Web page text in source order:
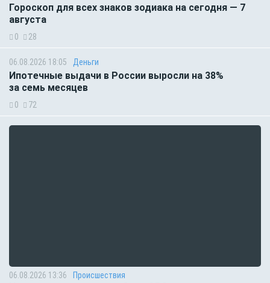
Гороскоп для всех знаков зодиака на сегодня — 7
августа
0 28
06.08.2026 18:05 Деньги
Ипотечные выдачи в России выросли на 38%
за семь месяцев
0 72
06.08.2026 13:36 Происшествия